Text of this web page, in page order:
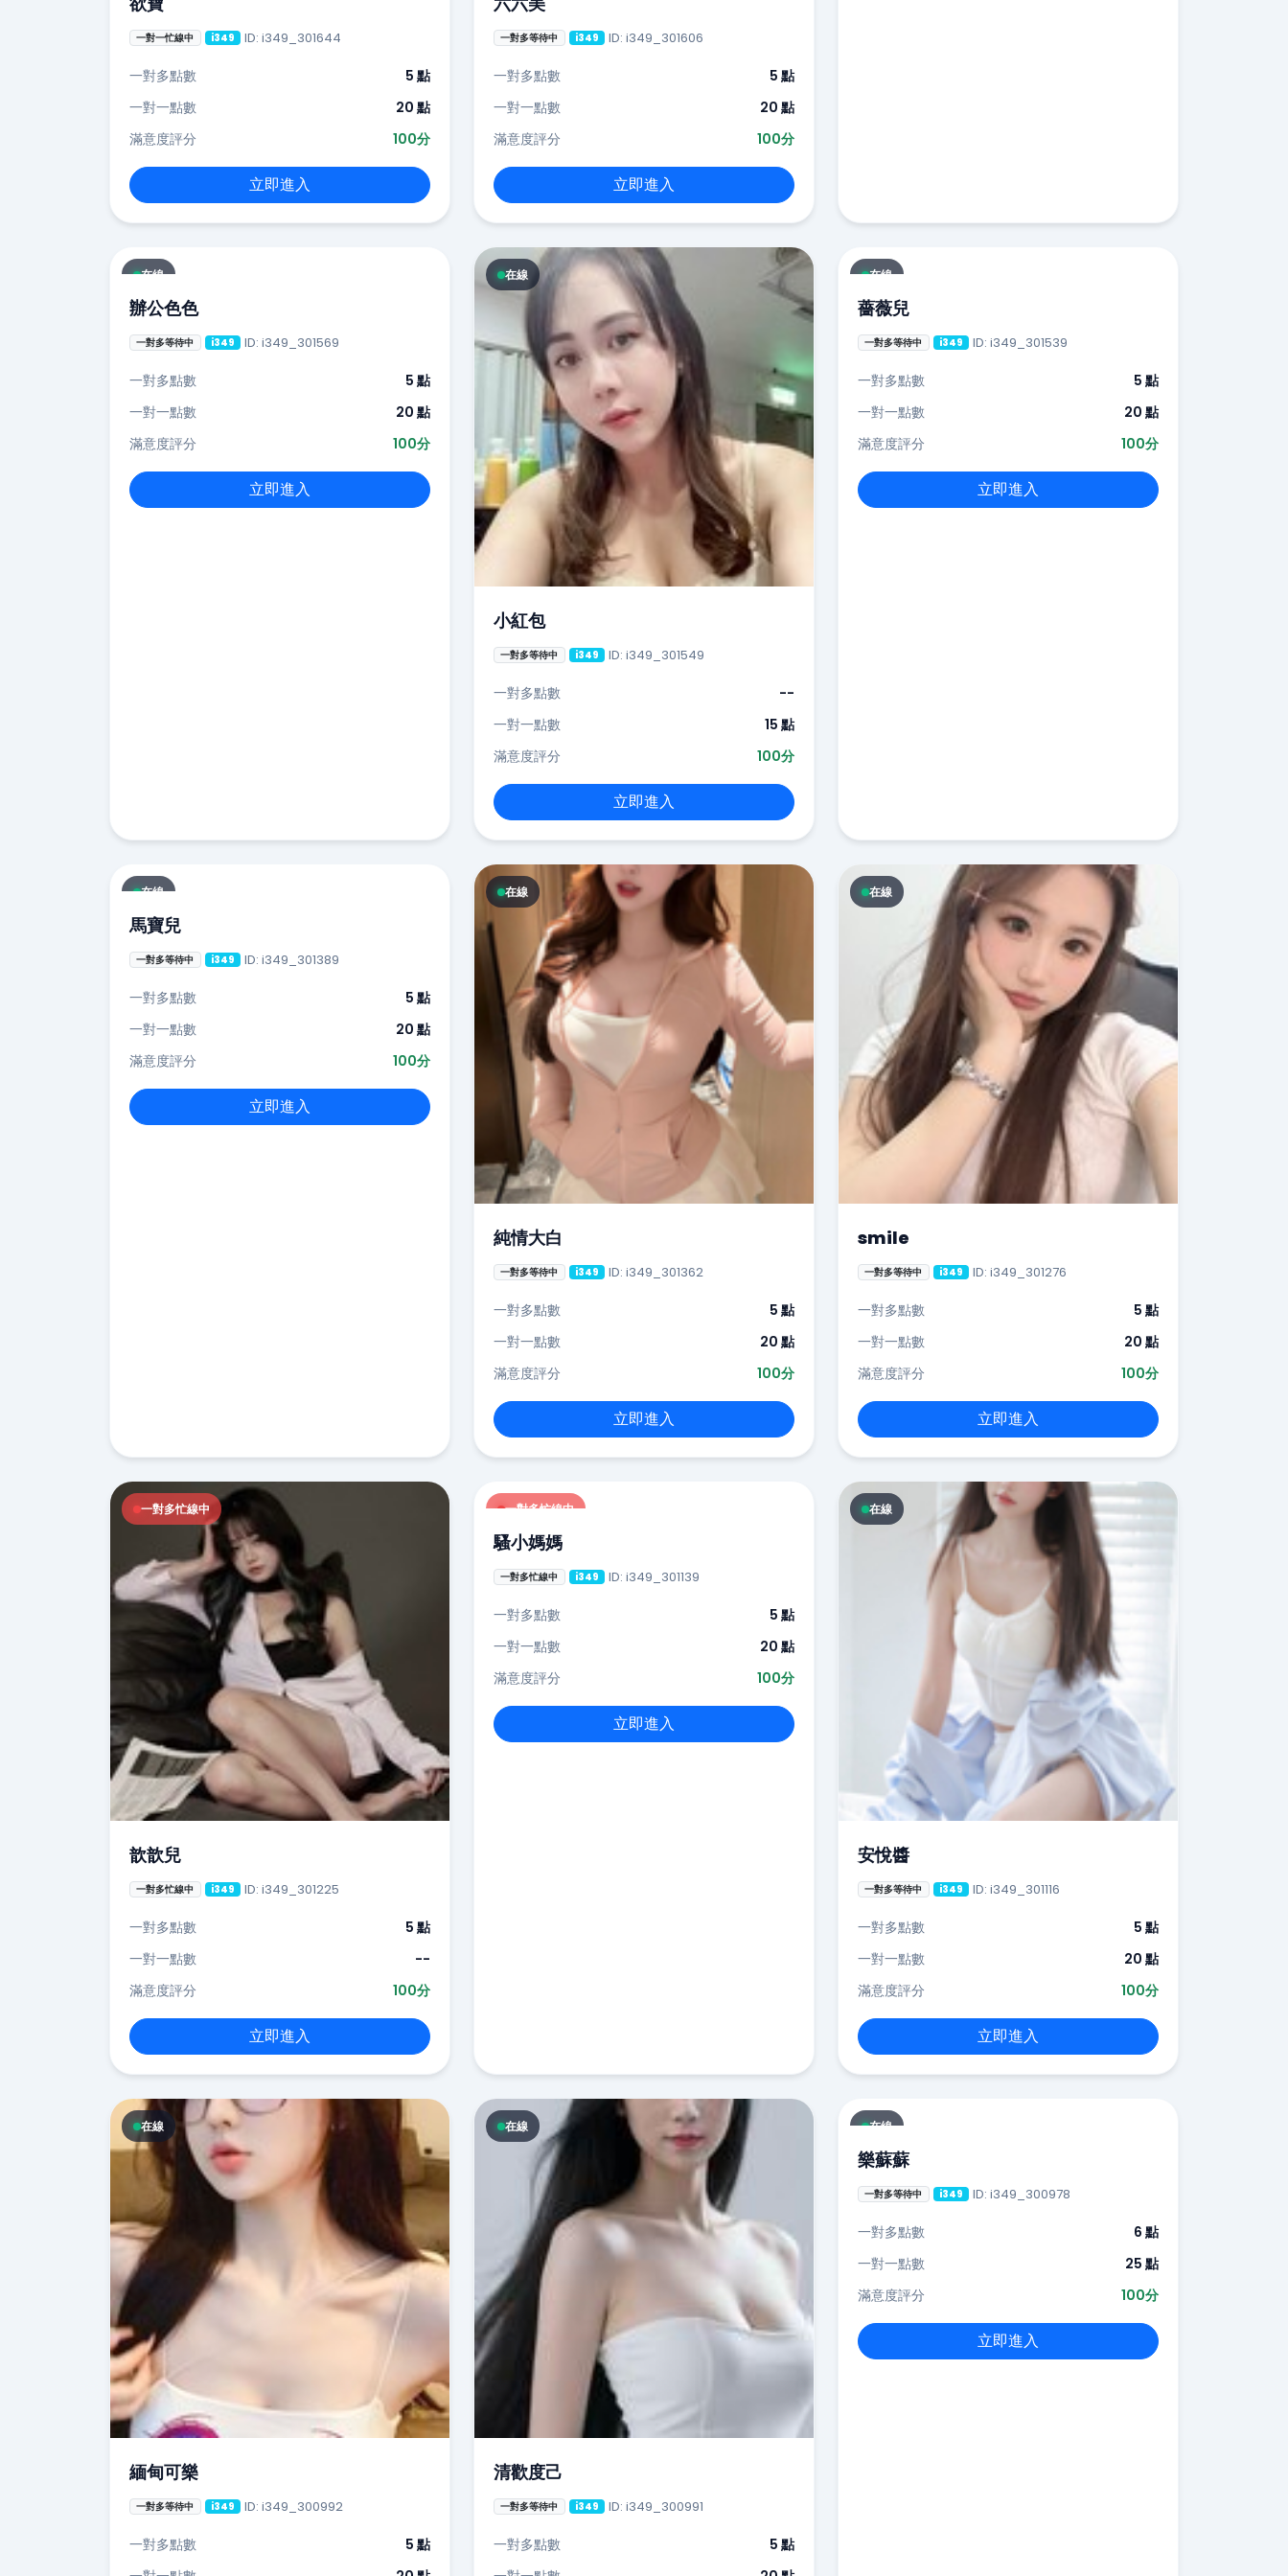
一對一忙線中 i349 ID: i349_301644
一對多點數
5 點
一對一點數
20 點
滿意度評分
100分
立即進入
一對多等待中 i349 ID: i349_301606
一對多點數
5 點
一對一點數
20 點
滿意度評分
100分
立即進入
在線
辦公色色
一對多等待中 i349 ID: i349_301569
一對多點數
5 點
一對一點數
20 點
滿意度評分
100分
立即進入
在線
小紅包
一對多等待中 i349 ID: i349_301549
一對多點數
--
一對一點數
15 點
滿意度評分
100分
立即進入
在線
薔薇兒
一對多等待中 i349 ID: i349_301539
一對多點數
5 點
一對一點數
20 點
滿意度評分
100分
立即進入
在線
馬寶兒
一對多等待中 i349 ID: i349_301389
一對多點數
5 點
一對一點數
20 點
滿意度評分
100分
立即進入
在線
純情大白
一對多等待中 i349 ID: i349_301362
一對多點數
5 點
一對一點數
20 點
滿意度評分
100分
立即進入
在線
smile
一對多等待中 i349 ID: i349_301276
一對多點數
5 點
一對一點數
20 點
滿意度評分
100分
立即進入
一對多忙線中
歆歆兒
一對多忙線中 i349 ID: i349_301225
一對多點數
5 點
一對一點數
--
滿意度評分
100分
立即進入
一對多忙線中
騷小媽媽
一對多忙線中 i349 ID: i349_301139
一對多點數
5 點
一對一點數
20 點
滿意度評分
100分
立即進入
在線
安悅醬
一對多等待中 i349 ID: i349_301116
一對多點數
5 點
一對一點數
20 點
滿意度評分
100分
立即進入
在線
緬甸可樂
一對多等待中 i349 ID: i349_300992
一對多點數
5 點
在線
清歡度己
一對多等待中 i349 ID: i349_300991
一對多點數
5 點
在線
樂蘇蘇
一對多等待中 i349 ID: i349_300978
一對多點數
6 點
一對一點數
25 點
滿意度評分
100分
立即進入